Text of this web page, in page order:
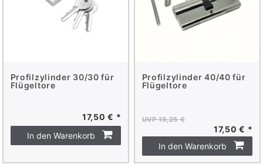
Profilzylinder 30/30 für
Flügeltore
17,50 € *
In den Warenkorb
Profilzylinder 40/40 für
Flügeltore
UVP 19,25 €
17,50 € *
In den Warenkorb